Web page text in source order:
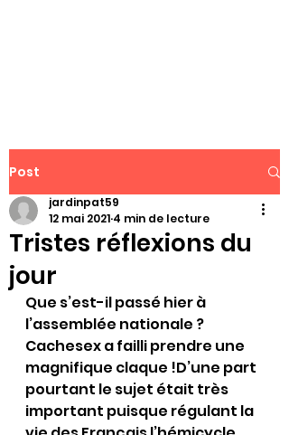
Post
Tristes réflexions du
jour
jardinpat59
12 mai 2021 4 min de lecture
Que s’est-il passé hier à
l’assemblée nationale ?
Cachesex a failli prendre une
magnifique claque !D’une part
pourtant le sujet était très
important puisque régulant la